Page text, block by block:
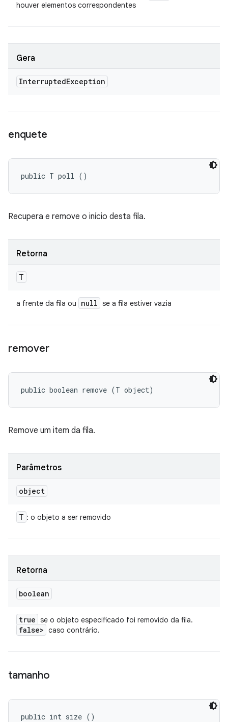
houver elementos correspondentes
Gera
InterruptedException
enquete
public T poll ()
Recupera e remove o início desta fila.
Retorna
T
a frente da fila ou null se a fila estiver vazia
remover
public boolean remove (T object)
Remove um item da fila.
Parâmetros
object
T : o objeto a ser removido
Retorna
boolean
true se o objeto especificado foi removido da fila.
false> caso contrário.
tamanho
public int size ()